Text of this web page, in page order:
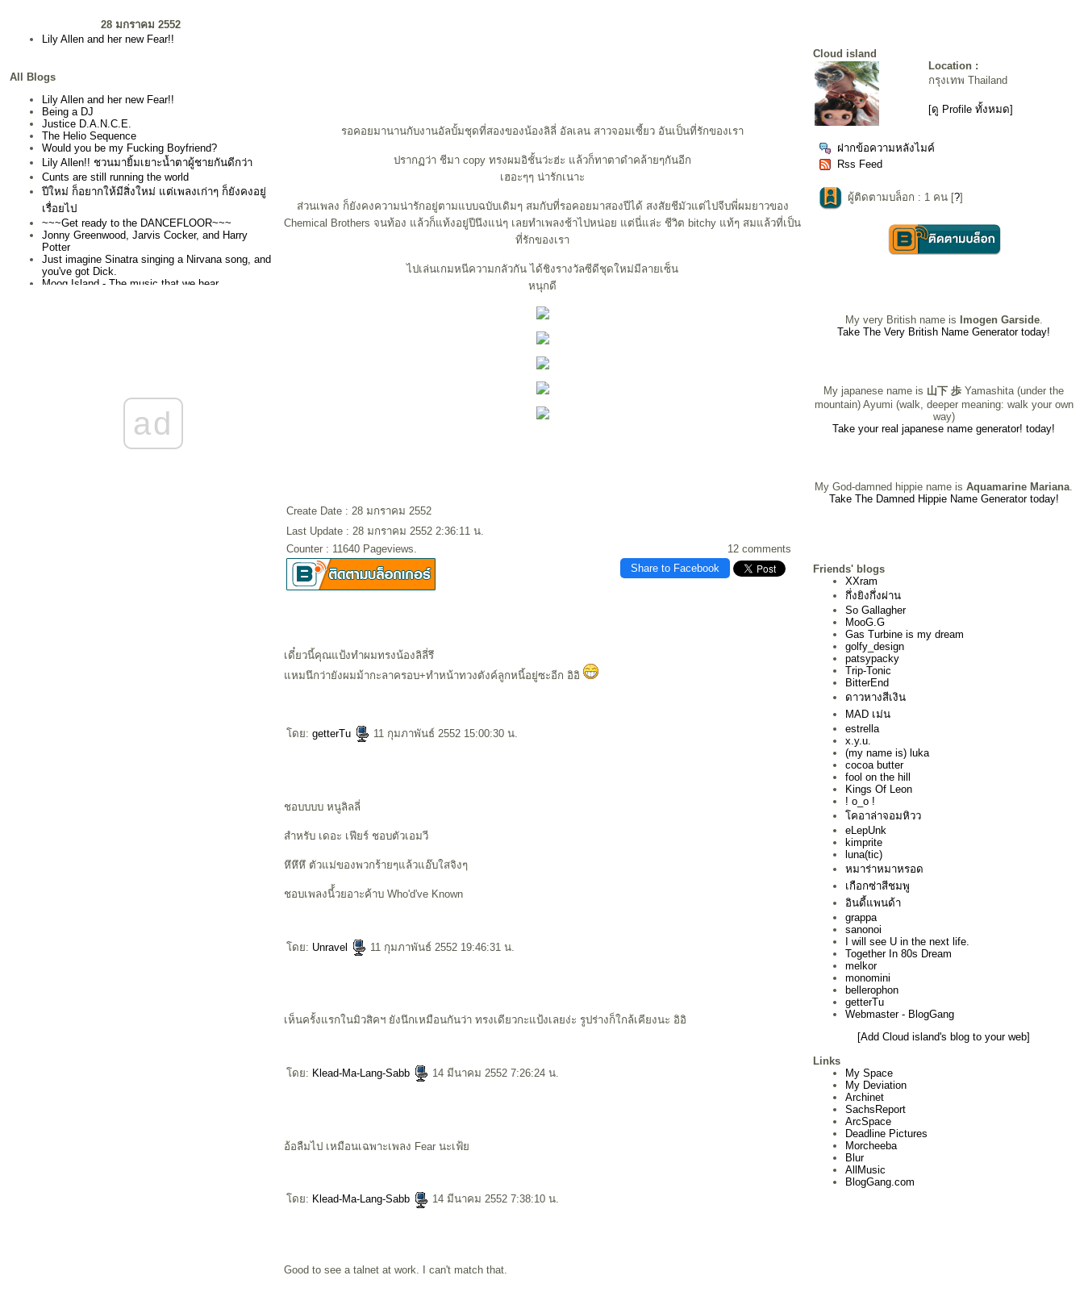
28 มกราคม 2552
Lily Allen and her new Fear!!
All Blogs
Lily Allen and her new Fear!!
Being a DJ
Justice D.A.N.C.E.
The Helio Sequence
Would you be my Fucking Boyfriend?
Lily Allen!! ชวนมายิ้มเยาะน้ำตาผู้ชายกันดีกว่า
Cunts are still running the world
ปีใหม่ ก็อยากให้มีสิ่งใหม่ แต่เพลงเก่าๆ ก็ยังคงอยู่
เรื่อยไป
~~~Get ready to the DANCEFLOOR~~~
Jonny Greenwood, Jarvis Cocker, and Harry
Potter
Just imagine Sinatra singing a Nirvana song, and
you've got Dick.
Moog Island - The music that we hear
The Talented Mr. Duff...
Sway.... & the time and space of being surreal.
I love you Temposhark วงใหม่ไฟแรง นิสัยดี
ad
รอคอยมานานกับงานอัลบั้มชุดที่สองของน้องลิลี่ อัลเลน สาวจอมเซี้ยว อันเป็นที่รักของเรา
ปรากฏว่า ชีมา copy ทรงผมอิชั้นว่ะฮ่ะ แล้วก็ทาตาดำคล้ายๆกันอีก
เฮอะๆๆ น่ารักเนาะ
ส่วนเพลง ก็ยังคงความน่ารักอยู่ตามแบบฉบับเดิมๆ สมกับที่รอคอยมาสองปีได้ สงสัยชีมัวแต่ไปจีบพี่ผมยาวของ
Chemical Brothers จนท้อง แล้วก็แท้งอยู่ปีนึงแน่ๆ เลยทำเพลงช้าไปหน่อย แต่นี่แล่ะ ชีวิต bitchy แท้ๆ สมแล้วที่เป็น
ที่รักของเรา
ไปเล่นเกมหนีความกลัวกัน ได้ชิงรางวัลซีดีชุดใหม่มีลายเซ็น
หนุกดี
Create Date : 28 มกราคม 2552
12 comments
Last Update : 28 มกราคม 2552 2:36:11 น.
Counter : 11640 Pageviews.
Share to Facebook
เดี๋ยวนี้คุณแป้งทำผมทรงน้องลิลี่รึ
หมนึกว่ายังผมม้ากะลาครอบ+ทำหน้าทวงตังค์ลูกหนี้อยู่ซะอีก อิอิ
ดย: getterTu 11 กุมภาพันธ์ 2552 15:00:30 น.
ชอบบบบ หนูลิลลี่
สำหรับ เดอะ เฟียร์ ชอบตัวเอมวี
หึหึหึ ตัวแม่ของพวกร้ายๆแล้วแอ๊บใสจิงๆ
ชอบเพลงนี้้วยอาะค้าบ Who'd've Known
ดย: Unravel 11 กุมภาพันธ์ 2552 19:46:31 น.
เห็นครั้งแรกในมิวสิคฯ ยังนึกเหมือนกันว่า ทรงเดียวกะแป้งเลยง่ะ รูปร่างก็ใกล้เคียงนะ อิอิ
ดย: Klead-Ma-Lang-Sabb 14 มีนาคม 2552 7:26:24 น.
อ้อลืมไป เหมือนเฉพาะเพลง Fear นะเฟ้
ดย: Klead-Ma-Lang-Sabb 14 มีนาคม 2552 7:38:10 น.
Good to see a talnet at work. I can't match that.
Cloud island
Location :
กรุงเทพ Thailand
[ดู Profile ทั้งหมด]
ฝากข้อความหลังไมค์
Rss Feed
ผู้ติดตามบล็อก : 1 คน [?]
My very British name is Imogen Garside.
Take The Very British Name Generator today!
My japanese name is 山下 歩 Yamashita (under the
mountain) Ayumi (walk, deeper meaning: walk your own
way)
Take your real japanese name generator! today!
My God-damned hippie name is Aquamarine Mariana
Take The Damned Hippie Name Generator today!
Friends' blogs
XXram
กึ่งยิงกึ่งผ่าน
So Gallagher
MooG.G
Gas Turbine is my dream
golfy_design
patsypacky
Trip-Tonic
BitterEnd
ดาวหางสีเงิน
MAD เม่น
estrella
x.y.u.
(my name is) luka
cocoa butter
fool on the hill
Kings Of Leon
! o_o !
คอาล่าจอมหิวว
eLepUnk
kimprite
luna(tic)
หมาร่าหมาหรอด
เกือกซ่าสีชมพู
อินดี้แพนด้า
grappa
sanonoi
I will see U in the next life.
Together In 80s Dream
melkor
monomini
bellerophon
getterTu
Webmaster - BlogGang
[Add Cloud island's blog to your web]
Links
My Space
My Deviation
Archinet
SachsReport
ArcSpace
Deadline Pictures
Morcheeba
Blur
AllMusic
BlogGang.com